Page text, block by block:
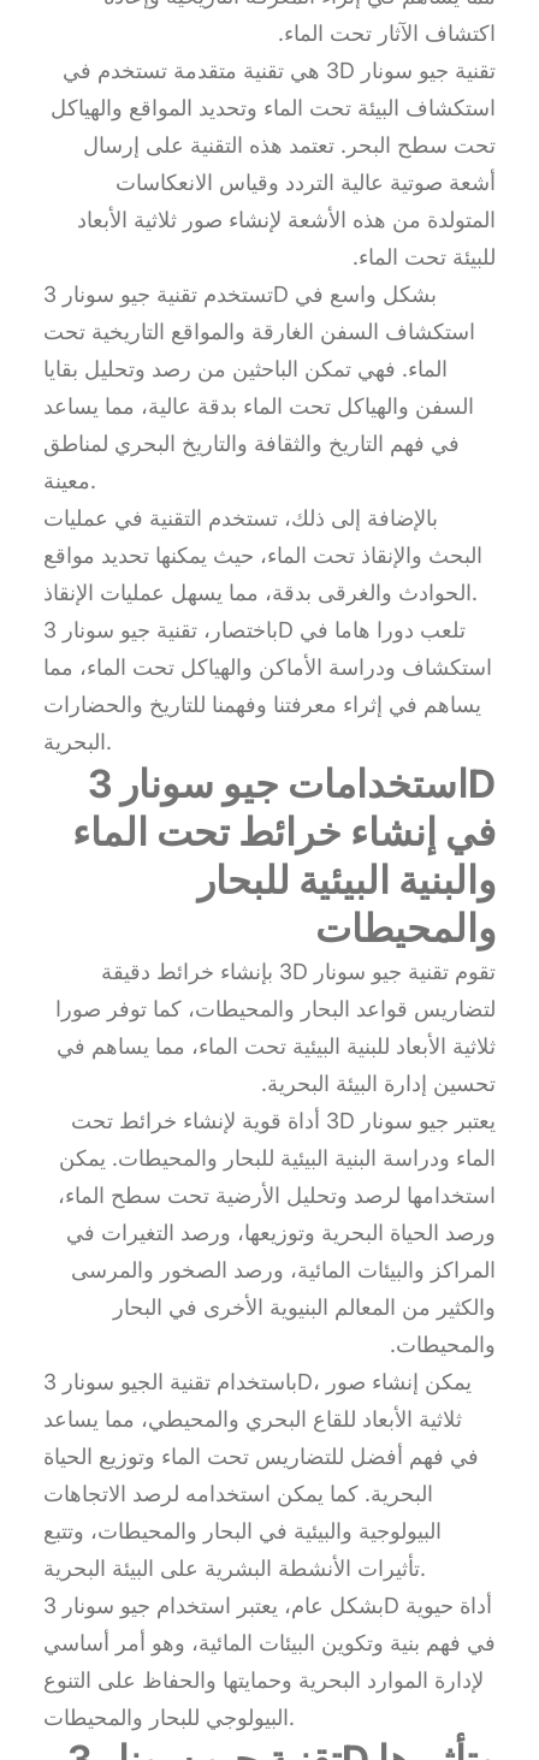
اكتشاف الآثار تحت الماء.
تقنية جيو سونار 3D هي تقنية متقدمة تستخدم في
استكشاف البيئة تحت الماء وتحديد المواقع والهياكل
تحت سطح البحر. تعتمد هذه التقنية على إرسال
أشعة صوتية عالية التردد وقياس الانعكاسات
المتولدة من هذه الأشعة لإنشاء صور ثلاثية الأبعاد
للبيئة تحت الماء.
تستخدم تقنية جيو سونار 3D بشكل واسع في
استكشاف السفن الغارقة والمواقع التاريخية تحت
الماء. فهي تمكن الباحثين من رصد وتحليل بقايا
السفن والهياكل تحت الماء بدقة عالية، مما يساعد
في فهم التاريخ والثقافة والتاريخ البحري لمناطق
معينة.
بالإضافة إلى ذلك، تستخدم التقنية في عمليات
البحث والإنقاذ تحت الماء، حيث يمكنها تحديد مواقع
الحوادث والغرقى بدقة، مما يسهل عمليات الإنقاذ.
باختصار، تقنية جيو سونار 3D تلعب دورا هاما في
استكشاف ودراسة الأماكن والهياكل تحت الماء، مما
يساهم في إثراء معرفتنا وفهمنا للتاريخ والحضارات
البحرية.
استخدامات جيو سونار 3D
في إنشاء خرائط تحت الماء
والبنية البيئية للبحار
والمحيطات
تقوم تقنية جيو سونار 3D بإنشاء خرائط دقيقة
لتضاريس قواعد البحار والمحيطات، كما توفر صورا
ثلاثية الأبعاد للبنية البيئية تحت الماء، مما يساهم في
تحسين إدارة البيئة البحرية.
يعتبر جيو سونار 3D أداة قوية لإنشاء خرائط تحت
الماء ودراسة البنية البيئية للبحار والمحيطات. يمكن
استخدامها لرصد وتحليل الأرضية تحت سطح الماء،
ورصد الحياة البحرية وتوزيعها، ورصد التغيرات في
المراكز والبيئات المائية، ورصد الصخور والمرسى
والكثير من المعالم البنيوية الأخرى في البحار
والمحيطات.
باستخدام تقنية الجيو سونار 3D، يمكن إنشاء صور
ثلاثية الأبعاد للقاع البحري والمحيطي، مما يساعد
في فهم أفضل للتضاريس تحت الماء وتوزيع الحياة
البحرية. كما يمكن استخدامه لرصد الاتجاهات
البيولوجية والبيئية في البحار والمحيطات، وتتبع
تأثيرات الأنشطة البشرية على البيئة البحرية.
بشكل عام، يعتبر استخدام جيو سونار 3D أداة حيوية
في فهم بنية وتكوين البيئات المائية، وهو أمر أساسي
لإدارة الموارد البحرية وحمايتها والحفاظ على التنوع
البيولوجي للبحار والمحيطات.